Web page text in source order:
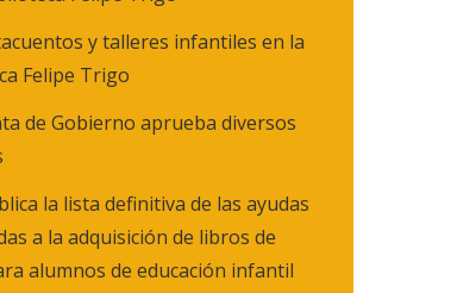
y talleres infantiles en la
Felipe Trigo
de Gobierno aprueba diversos
la lista definitiva de las ayudas
a la adquisición de libros de
alumnos de educación infantil